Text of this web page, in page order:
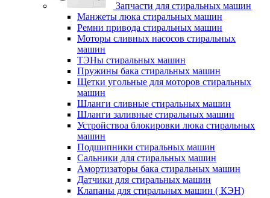
Запчасти для стиральных машин
Манжеты люка стиральных машин
Ремни привода стиральных машин
Моторы сливных насосов стиральных
машин
ТЭНы стиральных машин
Пружины бака стиральных машин
Щетки угольные для моторов стиральных
машин
Шланги сливные стиральных машин
Шланги заливные стиральных машин
Устройствоа блокировки люка стиральных
машин
Подшипники стиральных машин
Сальники для стиральных машин
Амортизаторы бака стиральных машин
Датчики для стиральных машин
Клапаны для стиральных машин ( КЭН)